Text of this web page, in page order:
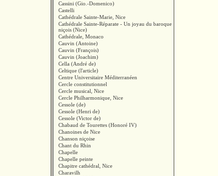
Cassini (Gio.-Domenico)
Castelli
Cathédrale Sainte-Marie, Nice
Cathédrale Sainte-Réparate - Un joyau du baroque
niçois (Nice)
Cathédrale, Monaco
Cauvin (Antoine)
Cauvin (François)
Cauvin (Joachim)
Cella (André de)
Celtique (l'article)
Centre Universitaire Méditerranéen
Cercle constitutionnel
Cercle musical, Nice
Cercle Philharmonique, Nice
Cessole (de)
Cessole (Henri de)
Cessole (Victor de)
Chabaud de Tourettes (Honoré IV)
Chanoines de Nice
Chanson niçoise
Chant du Rhin
Chapelle
Chapelle peinte
Chapitre cathédral, Nice
Charavilh